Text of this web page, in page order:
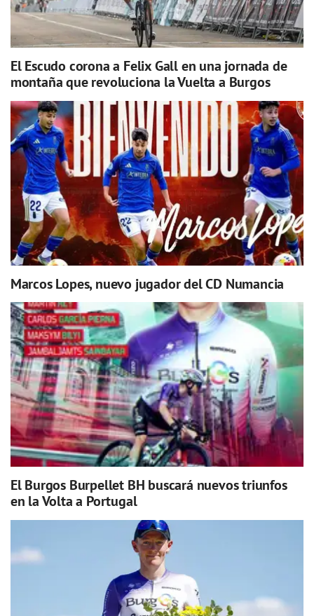
El Escudo corona a Felix Gall en una jornada de
montaña que revoluciona la Vuelta a Burgos
Marcos Lopes, nuevo jugador del CD Numancia
El Burgos Burpellet BH buscará nuevos triunfos
en la Volta a Portugal